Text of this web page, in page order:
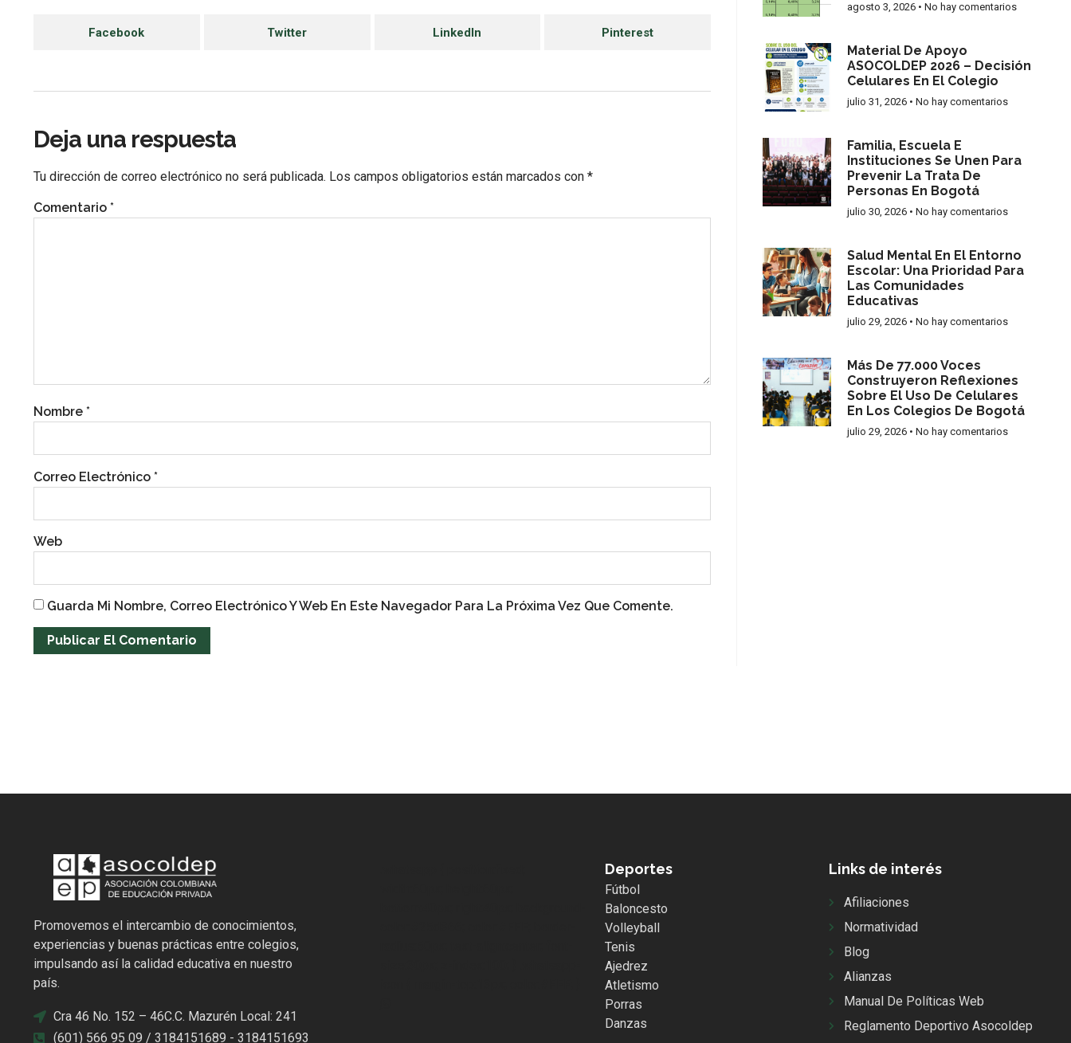
Facebook Twitter LinkedIn Pinterest
Deja una respuesta
Tu dirección de correo electrónico no será publicada. Los campos obligatorios están marcados con *
Comentario *
Nombre *
Correo Electrónico *
Web
Guarda Mi Nombre, Correo Electrónico Y Web En Este Navegador Para La Próxima Vez Que Comente.
agosto 3, 2026 No hay comentarios
Material De Apoyo
ASOCOLDEP 2026 – Decisión
Celulares En El Colegio
julio 31, 2026 No hay comentarios
Familia, Escuela E
Instituciones Se Unen Para
Prevenir La Trata De
Personas En Bogotá
julio 30, 2026 No hay comentarios
Salud Mental En El Entorno
Escolar: Una Prioridad Para
Las Comunidades
Educativas
julio 29, 2026 No hay comentarios
Más De 77.000 Voces
Construyeron Reflexiones
Sobre El Uso De Celulares
En Los Colegios De Bogotá
julio 29, 2026 No hay comentarios
Promovemos el intercambio de conocimientos,
experiencias y buenas prácticas entre colegios,
impulsando así la calidad educativa en nuestro
país.
Cra 46 No. 152 – 46C.C. Mazurén Local: 241
(601) 566 95 09 / 3184151689 - 3184151693
Deportes
Fútbol
Baloncesto
Volleyball
Tenis
Ajedrez
Atletismo
Porras
Danzas
Links de interés
Afiliaciones
Normatividad
Blog
Alianzas
Manual De Políticas Web
Reglamento Deportivo Asocoldep